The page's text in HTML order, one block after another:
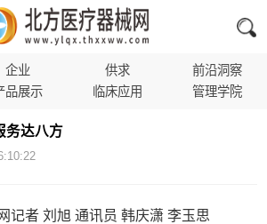
企业 供求
前沿洞察
品展示 临床应用 管理学院
务达八方
记者 刘旭 通讯员 韩庆潇 李玉思